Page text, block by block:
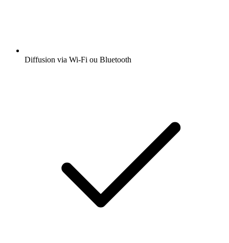
Diffusion via Wi-Fi ou Bluetooth